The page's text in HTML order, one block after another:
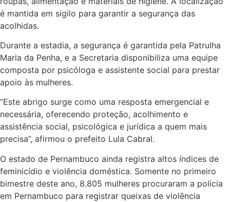
é mantida em sigilo para garantir a segurança das
acolhidas.
Durante a estadia, a segurança é garantida pela Patrulha
Maria da Penha, e a Secretaria disponibiliza uma equipe
composta por psicóloga e assistente social para prestar
apoio às mulheres.
“Este abrigo surge como uma resposta emergencial e
necessária, oferecendo proteção, acolhimento e
assistência social, psicológica e jurídica a quem mais
precisa”, afirmou o prefeito Lula Cabral.
O estado de Pernambuco ainda registra altos índices de
feminicídio e violência doméstica. Somente no primeiro
bimestre deste ano, 8.805 mulheres procuraram a polícia
em Pernambuco para registrar queixas de violência